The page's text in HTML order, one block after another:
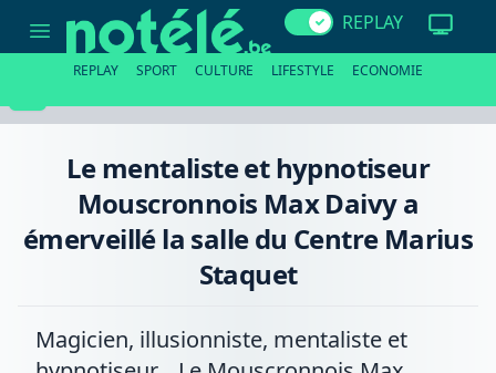
mentaliste
Mouscronnois
Daivy
Marius
REPLAY
REPLAY SPORT CULTURE LIFESTYLE ECONOMIE
Le mentaliste et hypnotiseur
Mouscronnois Max Daivy a
émerveillé la salle du Centre Marius
Staquet
Magicien, illusionniste, mentaliste et